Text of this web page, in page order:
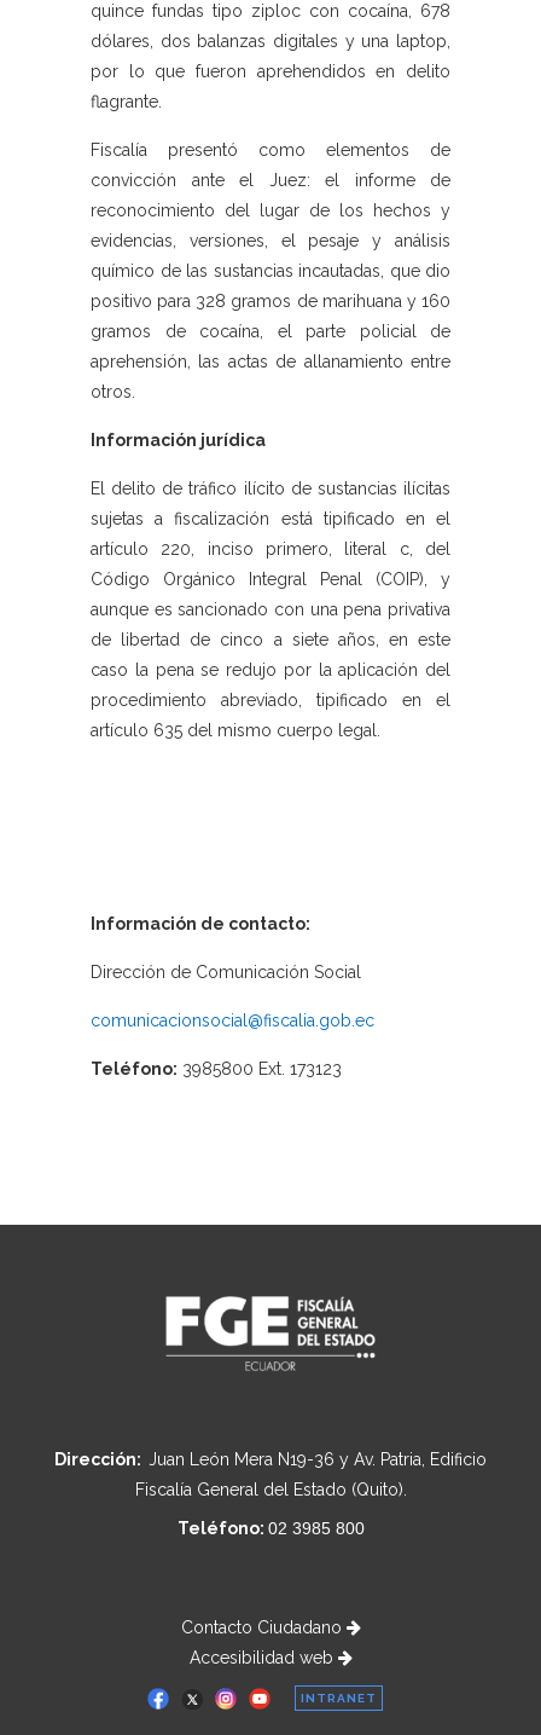
quince fundas tipo ziploc con cocaína, 678
dólares, dos balanzas digitales y una laptop,
por lo que fueron aprehendidos en delito
flagrante.
Fiscalía presentó como elementos de
convicción ante el Juez: el informe de
reconocimiento del lugar de los hechos y
evidencias, versiones, el pesaje y análisis
químico de las sustancias incautadas, que dio
positivo para 328 gramos de marihuana y 160
gramos de cocaína, el parte policial de
aprehensión, las actas de allanamiento entre
otros.
Información jurídica
El delito de tráfico ilícito de sustancias ilícitas
sujetas a fiscalización está tipificado en el
artículo 220, inciso primero, literal c, del
Código Orgánico Integral Penal (COIP), y
aunque es sancionado con una pena privativa
de libertad de cinco a siete años, en este
caso la pena se redujo por la aplicación del
procedimiento abreviado, tipificado en el
artículo 635 del mismo cuerpo legal.
Información de contacto:
Dirección de Comunicación Social
comunicacionsocial@fiscalia.gob.ec
Teléfono: 3985800 Ext. 173123
Dirección: Juan León Mera N19-36 y Av. Patria, Edificio
Fiscalía General del Estado (Quito).
Teléfono: 02 3985 800
Contacto Ciudadano
Accesibilidad web
INTRANET